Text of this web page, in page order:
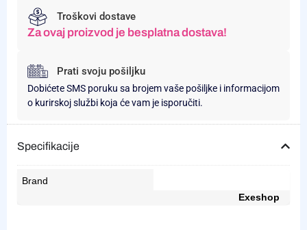
Troškovi dostave
Za ovaj proizvod je besplatna dostava!
Prati svoju pošiljku
Dobićete SMS poruku sa brojem vaše pošiljke i informacijom
o kurirskoj službi koja će vam je isporučiti.
Specifikacije
Brand
Exeshop